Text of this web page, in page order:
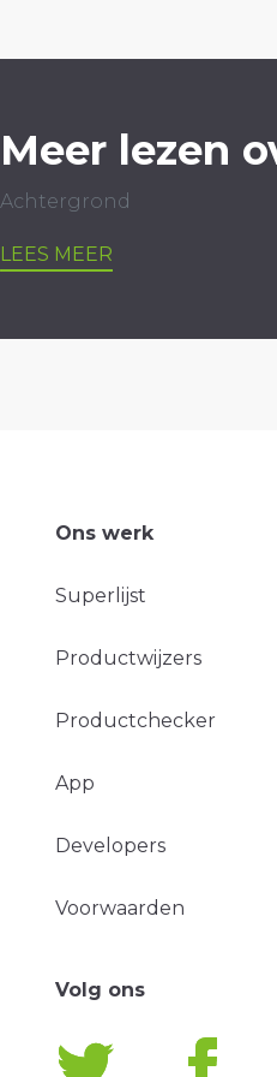
Meer lezen
Achtergrond
LEES MEER
Ons werk
Superlijst
Productwijzers
Productchecker
App
Developers
Voorwaarden
Volg ons